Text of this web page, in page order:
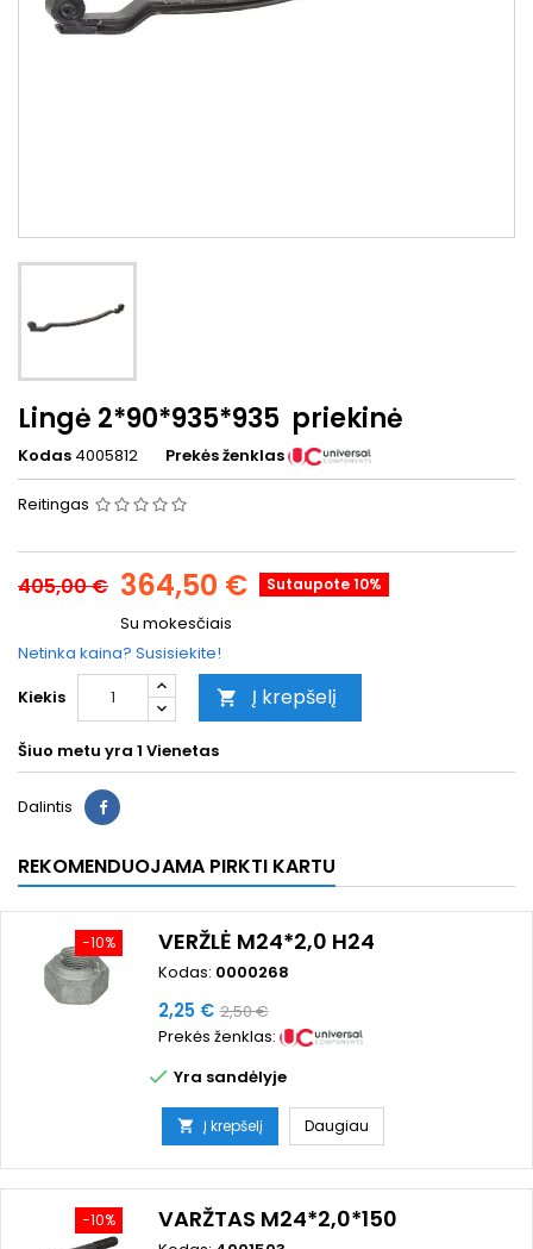
Lingė 2*90*935*935 priekinė
Kodas 4005812 Prekės ženklas
Reitingas
405,00 € 364,50 € Sutaupote 10%
Su mokesčiais
Netinka kaina? Susisiekite!
Kiekis
 Į krepšelį
Šiuo metu yra 1 Vienetas
Dalintis
REKOMENDUOJAMA PIRKTI KARTU
−10% VERŽLĖ M24*2,0 H24
Kodas: 0000268
Kaina
2,25 € Bazinė
kaina
2,50 €
Prekės ženklas:
 Yra sandėlyje
 Į krepšelį Daugiau
−10% VARŽTAS M24*2,0*150